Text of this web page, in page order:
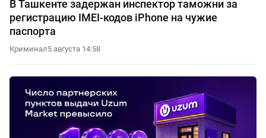
В Ташкенте задержан инспектор таможни за
регистрацию IMEI-кодов iPhone на чужие
паспорта
Криминал5 августа 14:58